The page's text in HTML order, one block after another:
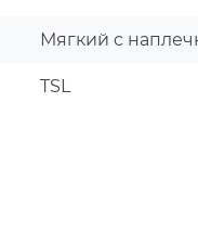
Мягкий c
TSL